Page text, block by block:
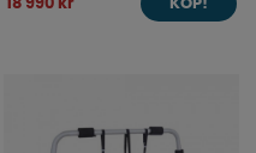
KÖP!